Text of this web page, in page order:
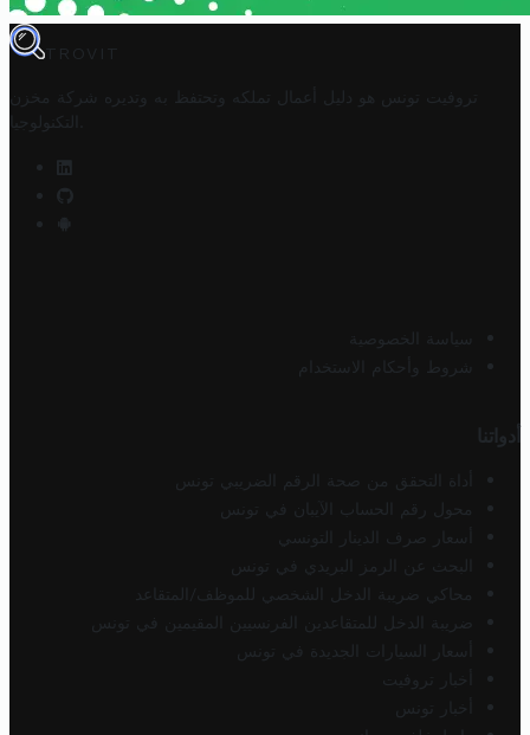
TROVIT
تروفيت تونس هو دليل أعمال تملكه وتحتفظ به وتديره
شركة مخزن
التكنولوجيا
سياسة الخصوصية
شروط وأحكام الاستخدام
أدواتنا
أداة التحقق من صحة الرقم الضريبي تونس
محول رقم الحساب الآيبان في تونس
أسعار صرف الدينار التونسي
البحث عن الرمز البريدي في تونس
محاكي ضريبة الدخل الشخصي للموظف/المتقاعد
ضريبة الدخل للمتقاعدين الفرنسيين المقيمين في تونس
أسعار السيارات الجديدة في تونس
أخبار تروفيت
أخبار تونس